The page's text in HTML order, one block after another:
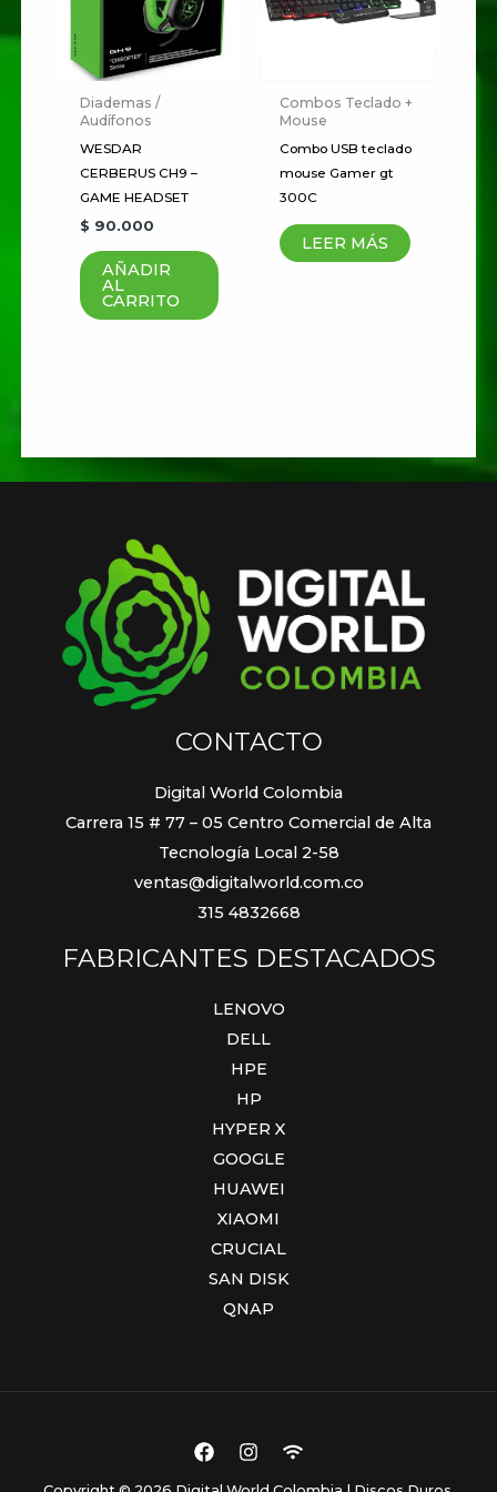
Correo electrónico
Guardar mi nombre, correo
electrónico y sitio web en este
navegador para la próxima vez
que haga un comentario.
Diademas /
Audífonos
WESDAR
CERBERUS CH9 –
GAME HEADSET
$ 90.000
AÑADIR
AL
CARRITO
Combos Teclado +
Mouse
Combo USB teclado
mouse Gamer gt
300C
LEER MÁS
CONTACTO
Digital World Colombia
Carrera 15 # 77 – 05 Centro Comercial de Alta
Tecnología Local 2-58
ventas@digitalworld.com.co
315 4832668
FABRICANTES DESTACADOS
LENOVO
DELL
HPE
HP
HYPER X
GOOGLE
HUAWEI
XIAOMI
CRUCIAL
SAN DISK
QNAP